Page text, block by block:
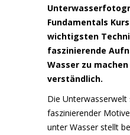
Fundamentals
wichtigsten
faszinierende
Wasser zu
verständlich.
Die
faszinierender
unter Wasser stellt